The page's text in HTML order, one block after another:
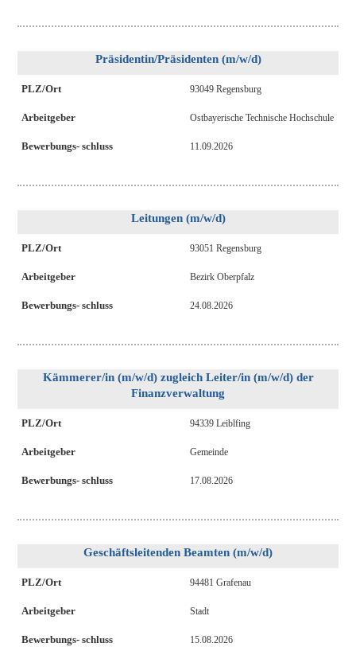
Präsidentin/Präsidenten (m/w/d)
PLZ/Ort
Arbeitgeber
Bewerbungs- schluss
93049 Regensburg
Ostbayerische Technische Hochschule
11.09.2026
Leitungen (m/w/d)
PLZ/Ort
Arbeitgeber
Bewerbungs- schluss
93051 Regensburg
Bezirk Oberpfalz
24.08.2026
Kämmerer/in (m/w/d) zugleich Leiter/in (m/w/d) der
Finanzverwaltung
PLZ/Ort
Arbeitgeber
Bewerbungs- schluss
94339 Leiblfing
Gemeinde
17.08.2026
Geschäftsleitenden Beamten (m/w/d)
PLZ/Ort
Arbeitgeber
Bewerbungs- schluss
94481 Grafenau
Stadt
15.08.2026